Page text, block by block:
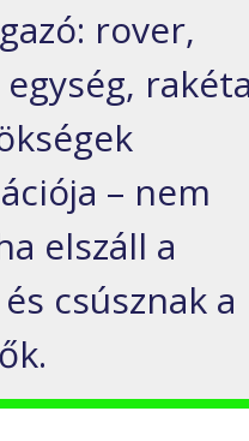
rover,
– nem
elszáll a
csúsznak a